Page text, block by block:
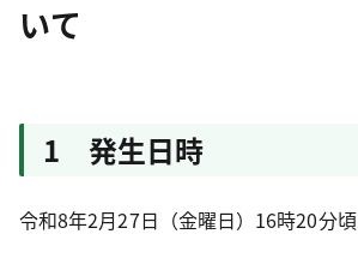
いて
1 発生日時
令和8年2月27日（金曜日）16時20分頃